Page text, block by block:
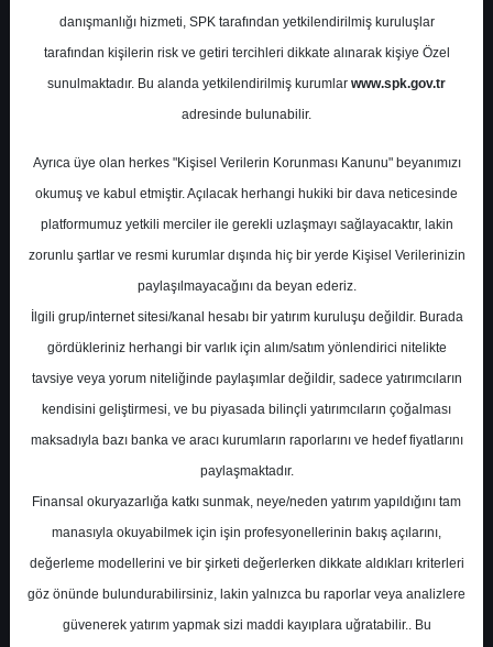
Yatırım Fikirleri
Garanti BBVA 27 Haziran 2025
1
garanti-bbva-yatirim-
fikirleri-24923
İlgili
Dosyayı İndir
danışmanlığı hizmeti, SPK tarafından yetkilendirilmiş kuruluşlar
tarafından kişilerin risk ve getiri tercihleri dikkate alınarak kişiye Özel
sunulmaktadır. Bu alanda yetkilendirilmiş kurumlar www.spk.gov.tr
adresinde bulunabilir.
Ayrıca üye olan herkes "Kişisel Verilerin Korunması Kanunu" beyanımızı
okumuş ve kabul etmiştir. Açılacak herhangi hukiki bir dava neticesinde
platformumuz yetkili merciler ile gerekli uzlaşmayı sağlayacaktır, lakin
zorunlu şartlar ve resmi kurumlar dışında hiç bir yerde Kişisel Verilerinizin
paylaşılmayacağını da beyan ederiz.
İlgili grup/internet sitesi/kanal hesabı bir yatırım kuruluşu değildir. Burada
gördükleriniz herhangi bir varlık için alım/satım yönlendirici nitelikte
tavsiye veya yorum niteliğinde paylaşımlar değildir, sadece yatırımcıların
kendisini geliştirmesi, ve bu piyasada bilinçli yatırımcıların çoğalması
maksadıyla bazı banka ve aracı kurumların raporlarını ve hedef fiyatlarını
paylaşmaktadır.
Finansal okuryazarlığa katkı sunmak, neye/neden yatırım yapıldığını tam
manasıyla okuyabilmek için işin profesyonellerinin bakış açılarını,
değerleme modellerini ve bir şirketi değerlerken dikkate aldıkları kriterleri
göz önünde bulundurabilirsiniz, lakin yalnızca bu raporlar veya analizlere
güvenerek yatırım yapmak sizi maddi kayıplara uğratabilir.. Bu